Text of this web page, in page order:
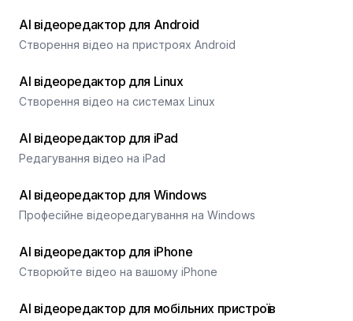
AI відеоредактор для Android
Створення відео на пристроях Android
AI відеоредактор для Linux
Створення відео на системах Linux
AI відеоредактор для iPad
Редагування відео на iPad
AI відеоредактор для Windows
Професійне відеоредагування на Windows
AI відеоредактор для iPhone
Створюйте відео на вашому iPhone
AI відеоредактор для мобільних пристроїв